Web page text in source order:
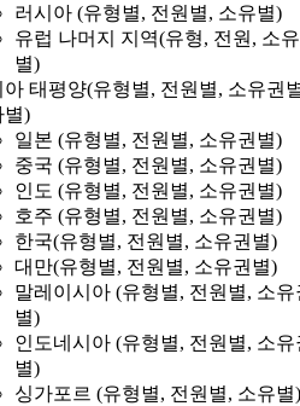
러시아 (유형별, 전원별, 소유별)
유럽 ​​나머지 지역(유형, 전원, 소
별)
아 태평양(유형별, 전원별, 소유권
별)
일본 (유형별, 전원별, 소유권별)
중국 (유형별, 전원별, 소유권별)
인도 (유형별, 전원별, 소유권별)
호주 (유형별, 전원별, 소유권별)
한국(유형별, 전원별, 소유권별)
대만(유형별, 전원별, 소유권별)
말레이시아 (유형별, 전원별, 소유
별)
인도네시아 (유형별, 전원별, 소유
별)
싱가포르 (유형별, 전원별, 소유별)